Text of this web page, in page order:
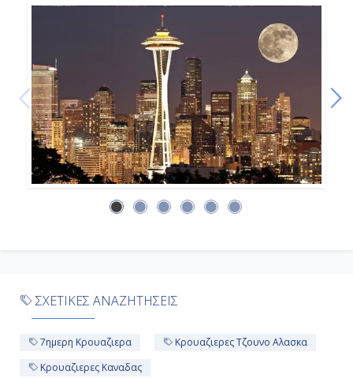
ΣΧΕΤΙΚΕΣ ΑΝΑΖΗΤΗΣΕΙΣ
7ημερη Κρουαζιερα
Κρουαζιερες Τζουνο Αλασκα
Κρουαζιερες Καναδας